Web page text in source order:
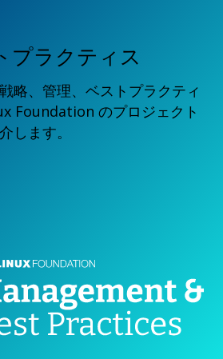
プラクティス
略、管理、ベストプラクティ
Foundation のプロジェクト
します。